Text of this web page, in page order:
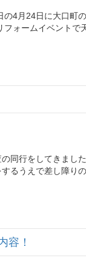
4月24日に大口町
ォームイベント
同行をしてきまし
るうえで差し障り
容！